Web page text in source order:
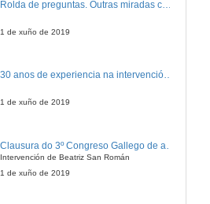
1 de xuño de 2019
30 anos de experiencia na intervención en adopción (Entrevista)
1 de xuño de 2019
Intervención de Beatriz San Román
1 de xuño de 2019